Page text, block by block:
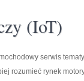
(IoT)
serwis
rozumieć rynek